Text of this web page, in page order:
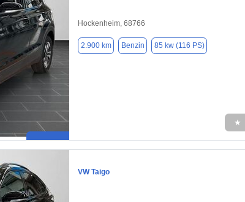
Hockenheim, 68766
2.900 km Benzin 85 kw (116 PS)
★
VW Taigo